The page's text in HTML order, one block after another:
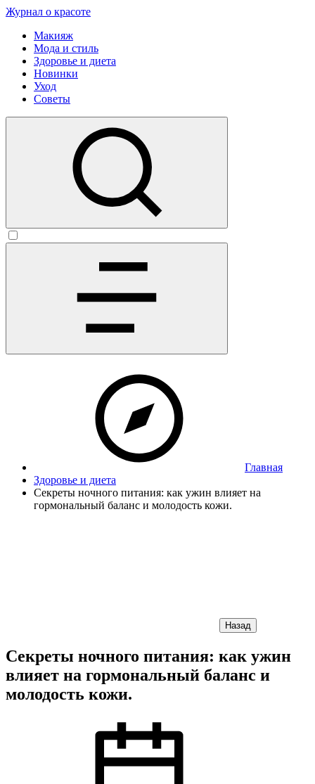
Журнал о красоте
Макияж
Мода и стиль
Здоровье и диета
Новинки
Уход
Советы
Главная
Здоровье и диета
Секреты ночного питания: как ужин влияет на
гормональный баланс и молодость кожи.
Назад
Секреты ночного питания: как ужин
влияет на гормональный баланс и
молодость кожи.